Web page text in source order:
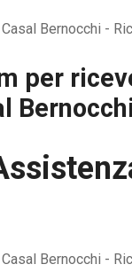
per
Bernocchi